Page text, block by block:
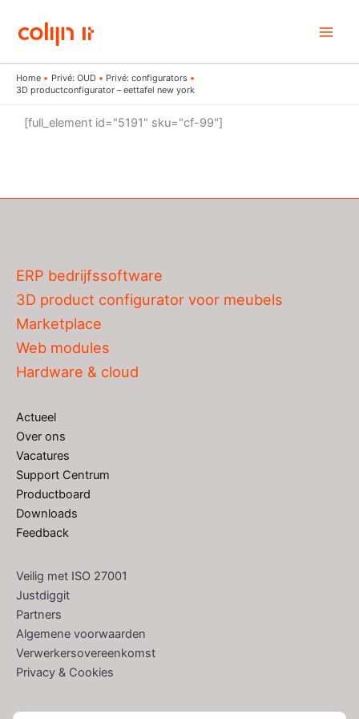
naar
inhoud
Home Privé: OUD
Privé: configurators
3D productconfigurator – eettafel new york
[full_element id="5191" sku="cf-99"]
ERP bedrijfssoftware
3D product configurator voor meubels
Marketplace
Web modules
Hardware & cloud
Actueel
Over ons
Vacatures
Support Centrum
Productboard
Downloads
Feedback
Veilig met ISO 27001
Justdiggit
Partners
Algemene voorwaarden
Verwerkersovereenkomst
Privacy & Cookies